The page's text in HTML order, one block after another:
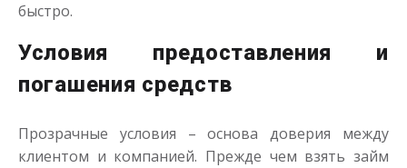
быстро.
Условия предоставления и
погашения средств
Прозрачные условия – основа доверия между
клиентом и компанией. Прежде чем взять займ